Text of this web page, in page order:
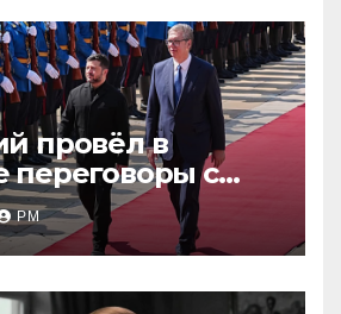
провёл в
переговоры с
РМ